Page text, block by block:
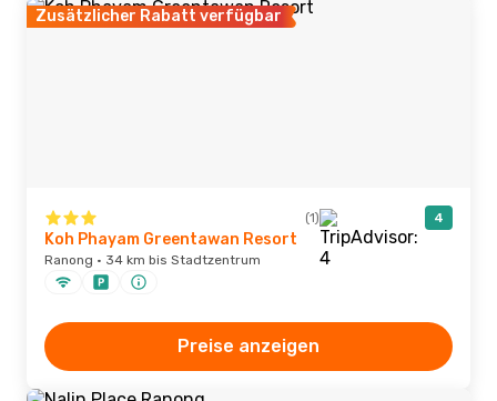
Zusätzlicher Rabatt verfügbar
(1) 4
Koh Phayam Greentawan Resort
Ranong · 34 km bis Stadtzentrum
Preise anzeigen